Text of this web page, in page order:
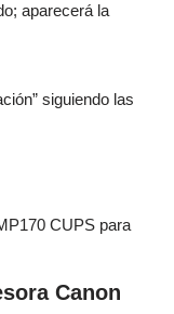
aparecerá la
siguiendo las
CUPS para
Canon